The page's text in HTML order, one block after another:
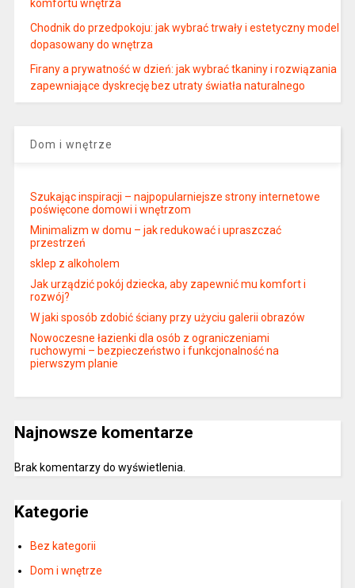
komfortu wnętrza
Chodnik do przedpokoju: jak wybrać trwały i estetyczny model
dopasowany do wnętrza
Firany a prywatność w dzień: jak wybrać tkaniny i rozwiązania
zapewniające dyskrecję bez utraty światła naturalnego
Dom i wnętrze
Szukając inspiracji – najpopularniejsze strony internetowe
poświęcone domowi i wnętrzom
Minimalizm w domu – jak redukować i upraszczać
przestrzeń
sklep z alkoholem
Jak urządzić pokój dziecka, aby zapewnić mu komfort i
rozwój?
W jaki sposób zdobić ściany przy użyciu galerii obrazów
Nowoczesne łazienki dla osób z ograniczeniami
ruchowymi – bezpieczeństwo i funkcjonalność na
pierwszym planie
Najnowsze komentarze
Brak komentarzy do wyświetlenia.
Kategorie
Bez kategorii
Dom i wnętrze